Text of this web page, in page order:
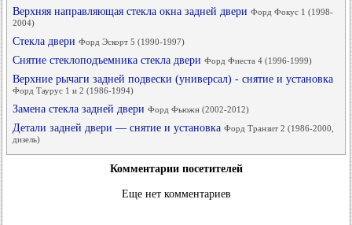
Верхняя направляющая стекла окна задней двери Форд Фокус 1 (1998-
2004)
Стекла двери Форд Эскорт 5 (1990-1997)
Снятие стеклоподъемника стекла двери Форд Фиеста 4 (1996-1999)
Верхние рычаги задней подвески (универсал) - снятие и установка
Форд Таурус 1 и 2 (1986-1994)
Замена стекла задней двери Форд Фьюжн (2002-2012)
Детали задней двери — снятие и установка Форд Транзит 2 (1986-2000,
дизель)
Комментарии посетителей
Еще нет комментариев